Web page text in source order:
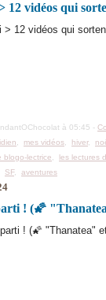
12 vidéos qui
à 05:45 -
mes vidéos hiver,
blogo-lectrice les lectures
SF,aventures
! (🌠